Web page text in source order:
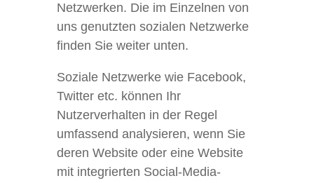
Netzwerken. Die im Einzelnen von
uns genutzten sozialen Netzwerke
finden Sie weiter unten.
Soziale Netzwerke wie Facebook,
Twitter etc. können Ihr
Nutzerverhalten in der Regel
umfassend analysieren, wenn Sie
deren Website oder eine Website
mit integrierten Social-Media-